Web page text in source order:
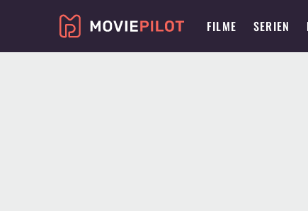
FILME SERIEN